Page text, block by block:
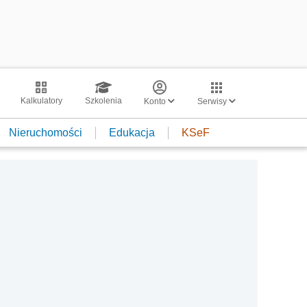
Kalkulatory Szkolenia Konto Serwisy
Nieruchomości Edukacja KSeF